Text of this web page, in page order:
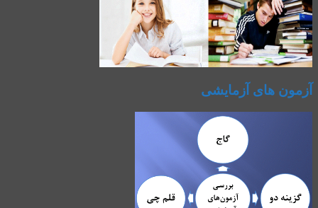
آزمون های آزمایشی